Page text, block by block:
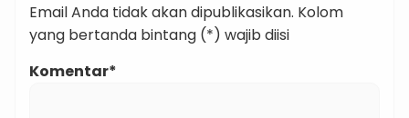
Email Anda tidak akan dipublikasikan. Kolom
yang bertanda bintang (*) wajib diisi
Komentar*